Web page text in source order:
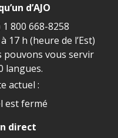
d’AJO
1 800 668-8258
17 h (heure de l’Est)
pouvons vous servir
langues.
actuel :
est fermé
direct